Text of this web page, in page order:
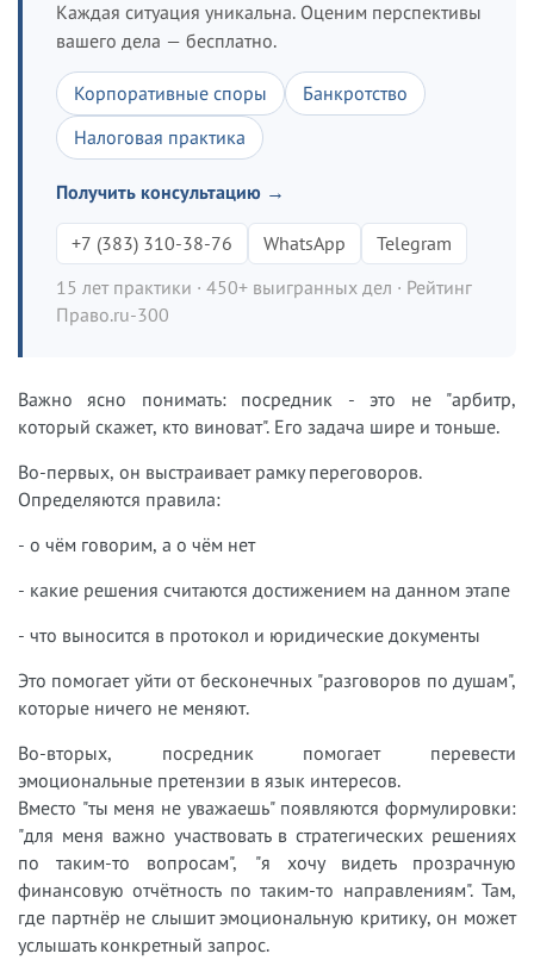
Каждая ситуация уникальна. Оценим перспективы
вашего дела — бесплатно.
Корпоративные споры
Банкротство
Налоговая практика
Получить консультацию →
+7 (383) 310-38-76 WhatsApp
Telegram
15 лет практики · 450+ выигранных дел · Рейтинг
Право.ru-300
Важно ясно понимать: посредник - это не "арбитр,
который скажет, кто виноват". Его задача шире и тоньше.
Во-первых, он выстраивает рамку переговоров.
Определяются правила:
- о чём говорим, а о чём нет
- какие решения считаются достижением на данном этапе
- что выносится в протокол и юридические документы
Это помогает уйти от бесконечных "разговоров по душам",
которые ничего не меняют.
Во-вторых, посредник помогает перевести
эмоциональные претензии в язык интересов.
Вместо "ты меня не уважаешь" появляются формулировки:
"для меня важно участвовать в стратегических решениях
по таким-то вопросам", "я хочу видеть прозрачную
финансовую отчётность по таким-то направлениям". Там,
где партнёр не слышит эмоциональную критику, он может
услышать конкретный запрос.